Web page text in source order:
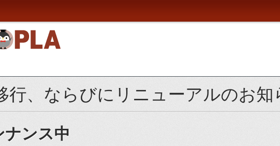
行、ならびにリニューアルのお知
ナンス中